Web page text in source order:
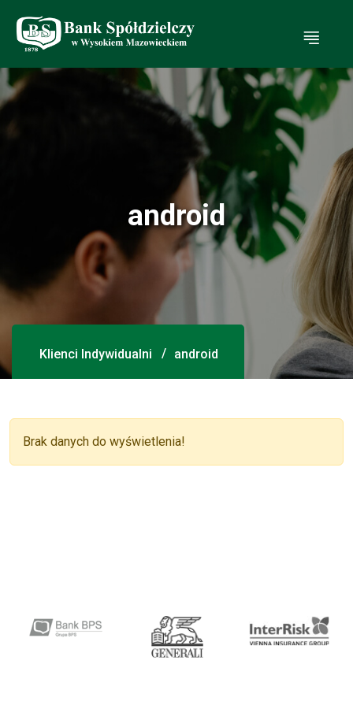
android
Klienci Indywidualni android
Brak danych do wyświetlenia!